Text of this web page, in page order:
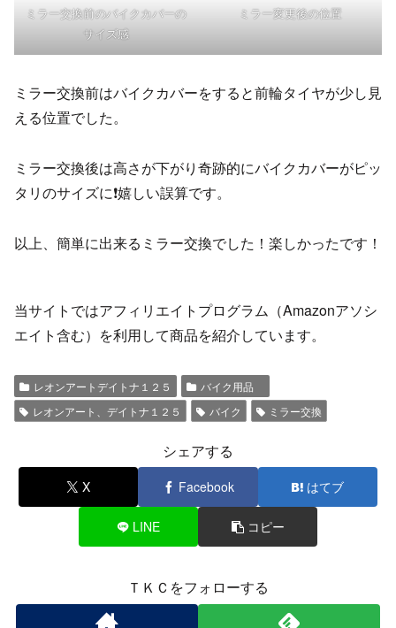
ミラー交換前のバイクカバーの
サイズ感
ミラー変更後の位置
ミラー交換前はバイクカバーをすると前輪タイヤが少し見
える位置でした。
ミラー交換後は高さが下がり奇跡的にバイクカバーがピッ
タリのサイズに❗️嬉しい誤算です。
以上、簡単に出来るミラー交換でした！楽しかったです！
当サイトではアフィリエイトプログラム（Amazonアソシ
エイト含む）を利用して商品を紹介しています。
レオンアートデイトナ１２５
バイク用品
レオンアート、デイトナ１２５
バイク ミラー交換
シェアする
X Facebook はてブ
LINE コピー
ＴＫＣをフォローする